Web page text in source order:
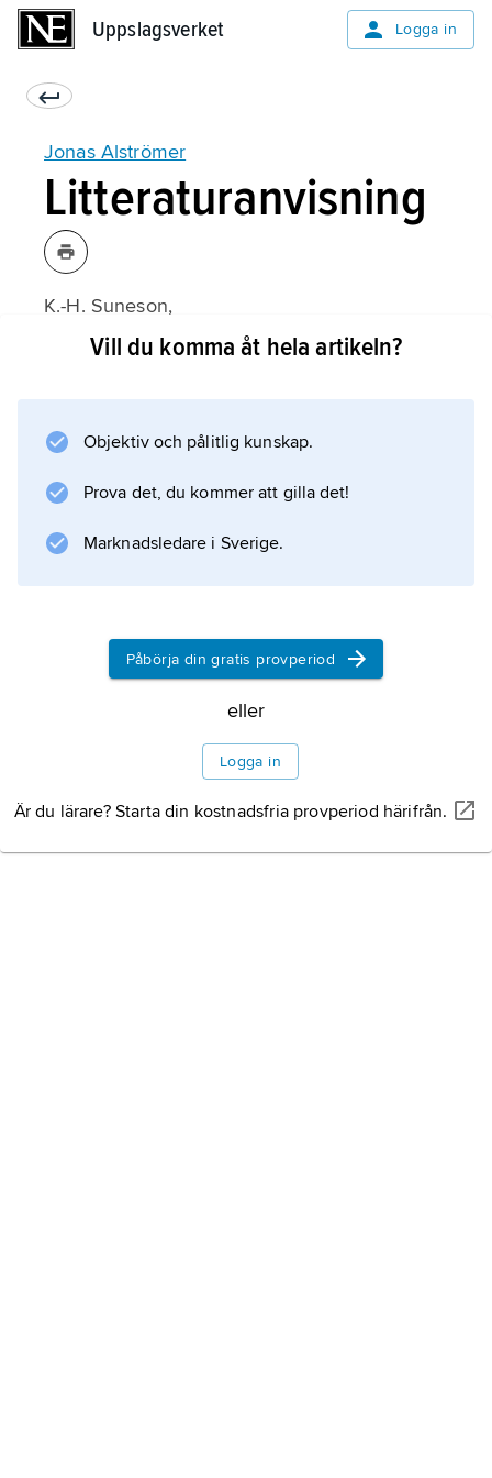
Uppslagsverket Logga in
Jonas Alströmer
Litteraturanvisning
K.-H. Suneson,
Jonas Alströmer: En man och hans livsverk
Vill du komma åt hela artikeln?
Objektiv och pålitlig kunskap.
Prova det, du kommer att gilla det!
Marknadsledare i Sverige.
Påbörja din gratis provperiod
eller
Logga in
Är du lärare? Starta din kostnadsfria provperiod härifrån.